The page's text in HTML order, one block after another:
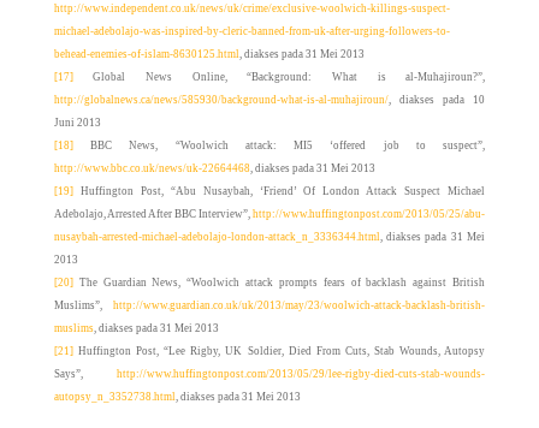
http://www.independent.co.uk/news/uk/crime/exclusive-woolwich-killings-suspect-
michael-adebolajo-was-inspired-by-cleric-banned-from-uk-after-urging-followers-to-
behead-enemies-of-islam-8630125.html , diakses pada 31 Mei 2013
[17] Global News Online, “Background: What is al-Muhajiroun?”,
http://globalnews.ca/news/585930/background-what-is-al-muhajiroun/, diakses pada 10
Juni 2013
[18]
BBC News, “Woolwich attack: MI5 ‘offered job to suspect”,
http://www.bbc.co.uk/news/uk-22664468 , diakses pada 31 Mei 2013
[19]
Huffington Post, “Abu Nusaybah, ‘Friend’ Of London Attack Suspect Michael
Adebolajo, Arrested After BBC Interview”,http://www.huffingtonpost.com/2013/05/25/abu-
nusaybah-arrested-michael-adebolajo-london-attack_n_3336344.html
, diakses pada 31 Mei
2013
[20] The Guardian News, “Woolwich attack prompts fears of backlash against British
Muslims”,http://www.guardian.co.uk/uk/2013/may/23/woolwich-attack-backlash-british-
muslims, diakses pada 31 Mei 2013
[21] Huffington Post, “Lee Rigby, UK Soldier, Died From Cuts, Stab Wounds, Autopsy
Says”,http://www.huffingtonpost.com/2013/05/29/lee-rigby-died-cuts-stab-wounds-
autopsy_n_3352738.html , diakses pada 31 Mei 2013